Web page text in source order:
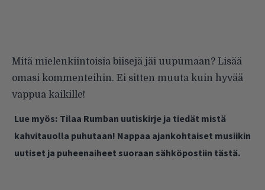
Mitä mielenkiintoisia biisejä jäi uupumaan? Lisää
omasi kommenteihin. Ei sitten muuta kuin hyvää
vappua kaikille!
Lue myös: Tilaa Rumban uutiskirje ja tiedät mistä
kahvitauolla puhutaan! Nappaa ajankohtaiset musiikin
uutiset ja puheenaiheet suoraan sähköpostiin tästä.